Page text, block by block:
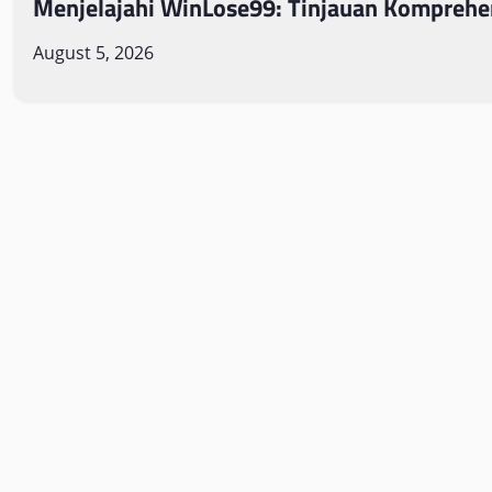
Menjelajahi WinLose99: Tinjauan
August 5, 2026